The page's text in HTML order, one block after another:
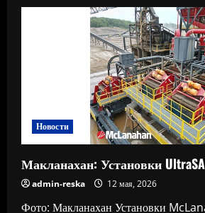
Новости
Макланахан: Установки
admin-reska 12 мая, 2026
Фото: Макланахан Установки